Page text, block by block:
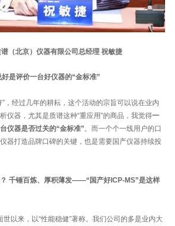
（北京）仪器有限公司总经理 祝敏捷
是评价一台好仪器的“金标准”
”，经过几年的耕耘，这个活动的宗旨可以说在业内
仪器，尤其是质谱这种“重应用”的商品，我觉得一
仪器是否过关的“金标准”。而一个个一线用户的口
器打造品牌口碑的关键，也是需要国产仪器持续投
千锤百炼、厚积薄发——“国产好ICP-MS”是这样
世以来，以“性能稳健”著称。我们公司的多是业内大